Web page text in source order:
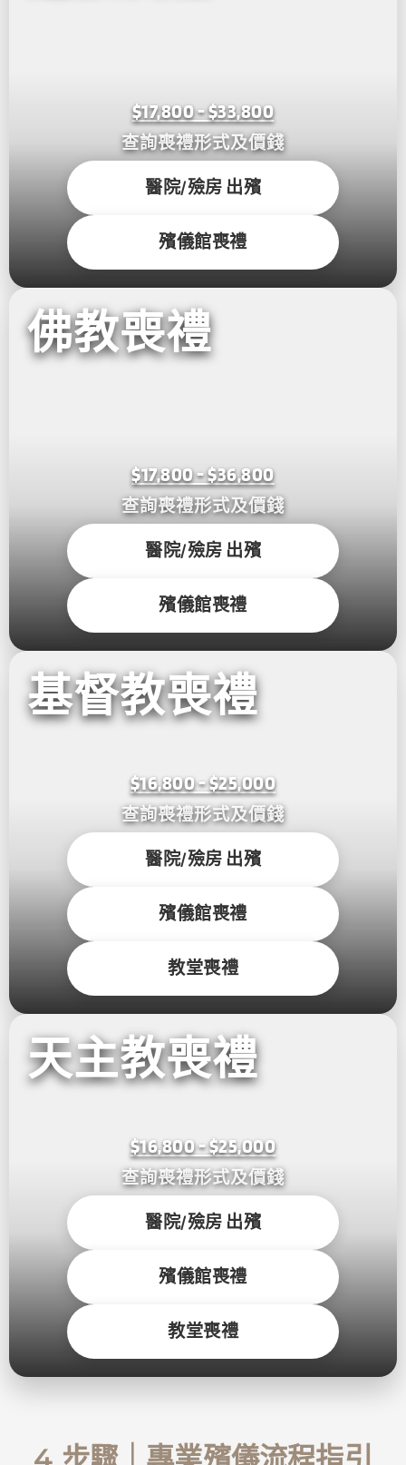
$17,800 - $33,800
查詢喪禮形式及價錢
醫院/殮房 出殯
殯儀館喪禮
佛教喪禮
$17,800 - $36,800
查詢喪禮形式及價錢
醫院/殮房 出殯
殯儀館喪禮
基督教喪禮
$16,800 - $25,000
查詢喪禮形式及價錢
醫院/殮房 出殯
殯儀館喪禮
教堂喪禮
天主教喪禮
$16,800 - $25,000
查詢喪禮形式及價錢
醫院/殮房 出殯
殯儀館喪禮
教堂喪禮